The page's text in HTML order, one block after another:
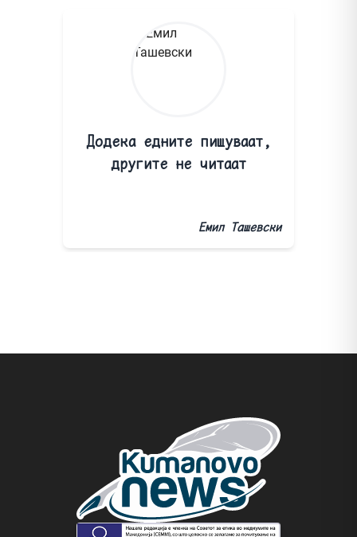
Додека едните пишуваат,
другите не читаат
Емил Ташевски